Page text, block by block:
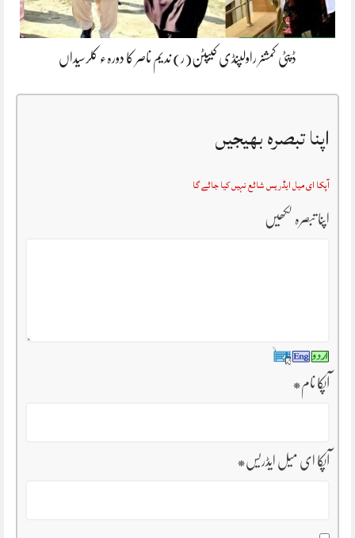
ڈپٹی کمشنر راولپنڈی کیپٹن(ر) ندیم ناصر کا دورہء کلرسیداں
اپنا تبصرہ بھیجیں
آپکا ای میل ایڈریس شائع نہیں کیا جائے گا
اپنا تبصرہ لکھیں
آپکا نام*
آپکا ای میل ایڈریس*